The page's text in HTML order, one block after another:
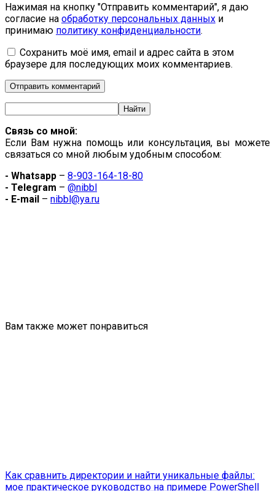
Нажимая на кнопку "Отправить комментарий", я даю
согласие на обработку персональных данных и
принимаю политику конфиденциальности.
Сохранить моё имя, email и адрес сайта в этом
браузере для последующих моих комментариев.
Связь со мной:
Если Вам нужна помощь или консультация, вы можете
связаться со мной любым удобным способом:
- Whatsapp – 8-903-164-18-80
- Telegram – @nibbl
- E-mail – nibbl@ya.ru
Вам также может понравиться
Как сравнить директории и найти уникальные файлы:
мое практическое руководство на примере PowerShell